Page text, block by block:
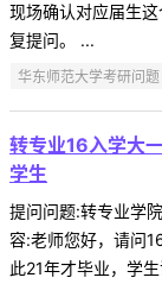
现场确认对应届生
复提问。 ...
华东师范大学考研问题
转专业16入学大
学生
提问问题:转专业学
容:老师您好，请问
此21年才毕业，学